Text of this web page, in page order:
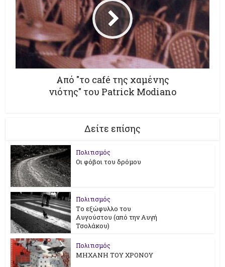
Από "το café της χαμένης
νιότης" του Patrick Modiano
Δείτε επίσης
Πολιτισμός
Οι φόβοι του δρόμου
Πολιτισμός
Tο εξώφυλλο του
Αυγούστου (από την Αυγή
Τσολάκου)
Πολιτισμός
ΜΗΧΑΝΗ ΤΟΥ ΧΡΟΝΟΥ